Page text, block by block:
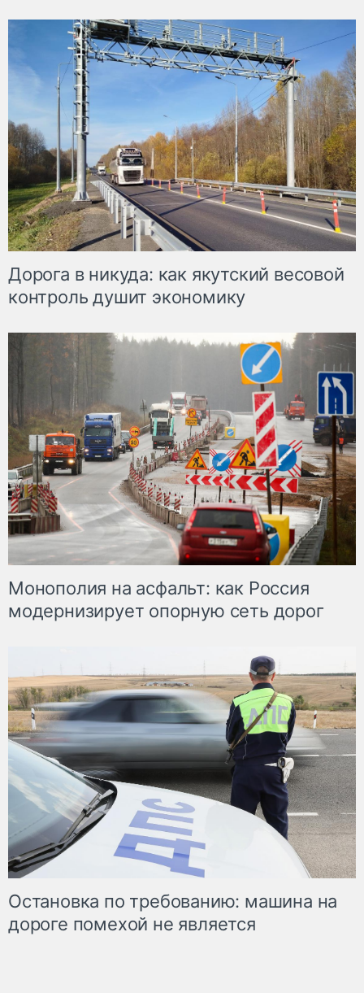
Дорога в никуда: как якутский весовой
контроль душит экономику
Монополия на асфальт: как Россия
модернизирует опорную сеть дорог
Остановка по требованию: машина на
дороге помехой не является